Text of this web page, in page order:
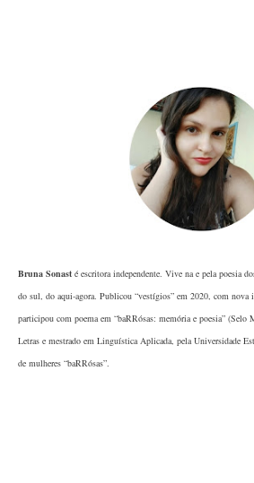
Bruna Sonast é escritora independente. Vive na e pela poesia
do sul, do aqui-agora. Publicou “vestígios” em 2020, com nova
participou com poema em “baRRósas: memória e poesia” (Selo
Letras e mestrado em Linguística Aplicada, pela Universidade
de mulheres “baRRósas”.